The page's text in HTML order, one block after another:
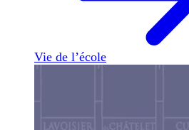
Vie de l’école